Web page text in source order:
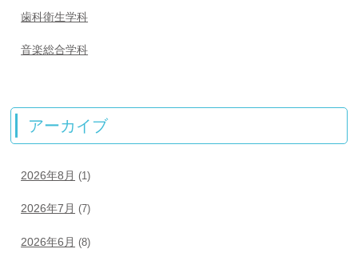
歯科衛生学科
音楽総合学科
アーカイブ
2026年8月 (1)
2026年7月 (7)
2026年6月 (8)